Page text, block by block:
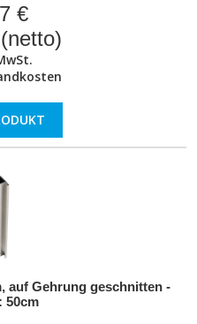
€
auf Gehrung geschnitten -
50cm